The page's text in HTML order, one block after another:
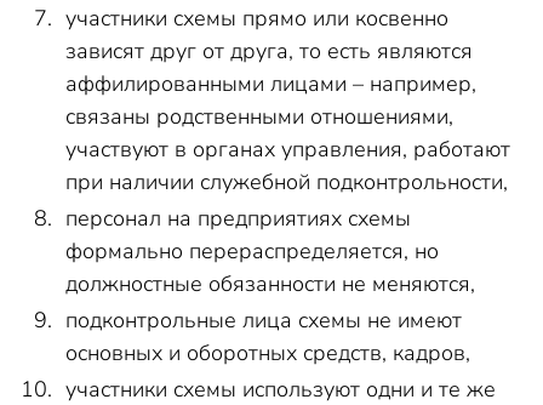
участники схемы прямо или косвенно
зависят друг от друга, то есть являются
аффилированными лицами – например,
связаны родственными отношениями,
участвуют в органах управления, работают
при наличии служебной подконтрольности,
персонал на предприятиях схемы
формально перераспределяется, но
должностные обязанности не меняются,
подконтрольные лица схемы не имеют
основных и оборотных средств, кадров,
участники схемы используют одни и те же